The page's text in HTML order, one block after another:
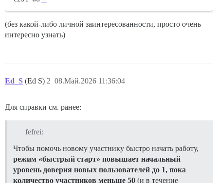
(без какой-либо личной заинтересованности, просто очень
интересно узнать)
Ed_S (Ed S) 08.Май.2026 11:36:04
2
Для справки см. ранее:
fefrei:
Чтобы помочь новому участнику быстро начать работу,
режим «быстрый старт» повышает начальный
уровень доверия новых пользователей до 1, пока
количество участников меньше 50 (и в течение